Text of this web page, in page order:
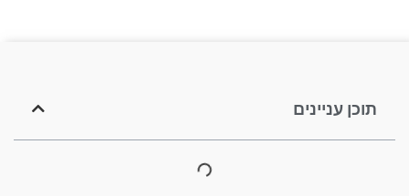
תוכן עניינים